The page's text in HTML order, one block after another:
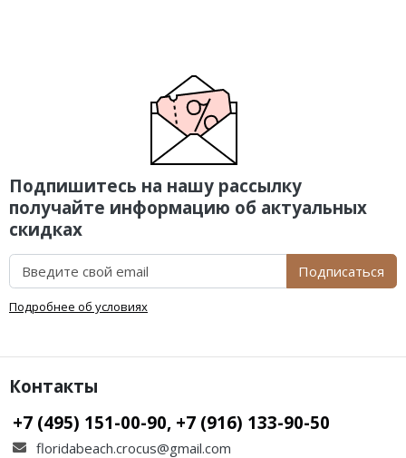
Подпишитесь на нашу рассылку
получайте информацию об актуальных
скидках
Подписаться
Подробнее об условиях
Контакты
+7 (495) 151-00-90, +7 (916) 133-90-50
floridabeach.crocus@gmail.com